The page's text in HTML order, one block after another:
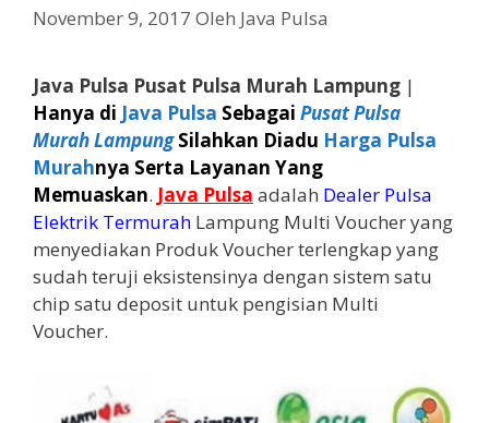
November 9, 2017 Oleh Java Pulsa
Java Pulsa Pusat Pulsa Murah Lampung |
Hanya di Java Pulsa Sebagai Pusat Pulsa
Murah LampungSilahkan Diadu Harga Pulsa
Murahnya Serta Layanan Yang
Memuaskan. Java Pulsa adalah Dealer Pulsa
Elektrik Termurah Lampung Multi Voucher yang
menyediakan Produk Voucher terlengkap yang
sudah teruji eksistensinya dengan sistem satu
chip satu deposit untuk pengisian Multi
Voucher.